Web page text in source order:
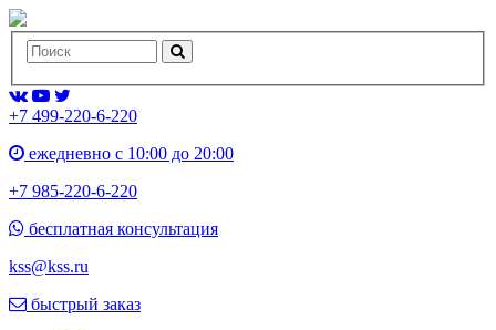
+7 499-220-6-220
ежедневно с 10:00 до 20:00
+7 985-220-6-220
бесплатная консультация
kss@kss.ru
быстрый заказ